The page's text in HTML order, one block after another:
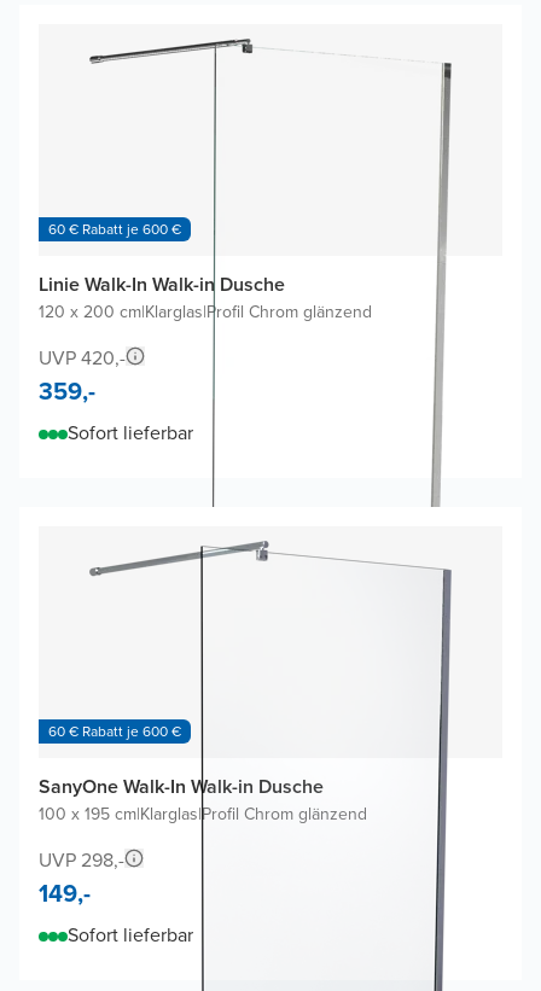
60 € Rabatt je 600 €
Linie Walk-In Walk-in Dusche
120 x 200 cm|Klarglas|Profil Chrom glänzend
UVP 420,-
359,-
Sofort lieferbar
60 € Rabatt je 600 €
SanyOne Walk-In Walk-in Dusche
100 x 195 cm|Klarglas|Profil Chrom glänzend
UVP 298,-
149,-
Sofort lieferbar